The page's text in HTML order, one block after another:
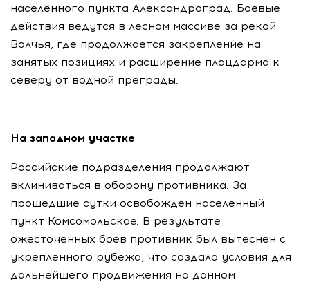
населённого пункта Александроград. Боевые
действия ведутся в лесном массиве за рекой
Волчья, где продолжается закрепление на
занятых позициях и расширение плацдарма к
северу от водной преграды.
На западном участке
Российские подразделения продолжают
вклиниваться в оборону противника. За
прошедшие сутки освобождён населённый
пункт Комсомольское. В результате
ожесточённых боёв противник был вытеснен с
укреплённого рубежа, что создало условия для
дальнейшего продвижения на данном